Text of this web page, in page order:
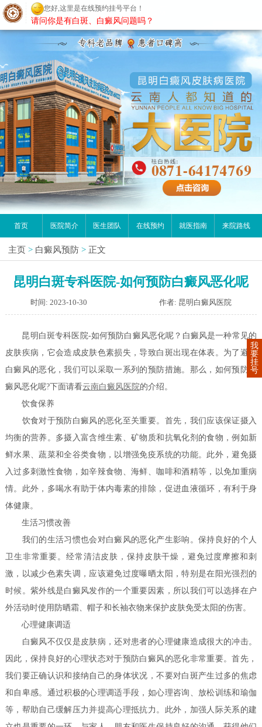
昆明白癜风医院
首页 医院简介 医生团队 在线预约 就医指南 来院路线
主页 > 白癜风预防 > 正文
昆明白斑专科医院-如何预防白癜风恶化呢
时间: 2023-10-30 作者: 昆明白癜风医院
昆明白斑专科医院-如何预防白癜风恶化呢？白癜风是一种常见的
皮肤疾病，它会造成皮肤色素损失，导致白斑出现在体表。为了避免
白癜风的恶化，我们可以采取一系列的预防措施。那么，如何预防白
癜风恶化呢?下面请看云南白癜风医院的介绍。
饮食保养
饮食对于预防白癜风的恶化至关重要。首先，我们应该保证摄入
均衡的营养。多摄入富含维生素、矿物质和抗氧化剂的食物，例如新
鲜水果、蔬菜和全谷类食物，以增强免疫系统的功能。此外，避免摄
入过多刺激性食物，如辛辣食物、海鲜、咖啡和酒精等，以免加重病
情。此外，多喝水有助于体内毒素的排除，促进血液循环，有利于身
体健康。
生活习惯改善
我们的生活习惯也会对白癜风的恶化产生影响。保持良好的个人
卫生非常重要。经常清洁皮肤，保持皮肤干燥，避免过度摩擦和刺
激，以减少色素失调，应该避免过度曝晒太阳，特别是在阳光强烈的
时候。紫外线是白癜风发作的一个重要因素，所以我们可以选择在户
外活动时使用防晒霜、帽子和长袖衣物来保护皮肤免受太阳的伤害。
心理健康调适
白癜风不仅仅是皮肤病，还对患者的心理健康造成很大的冲击。
因此，保持良好的心理状态对于预防白癜风的恶化非常重要。首先，
我们要正确认识和接纳自己的身体状况，不要对白斑产生过多的焦虑
和自卑感。通过积极的心理调适手段，如心理咨询、放松训练和瑜伽
等，帮助自己缓解压力并提高心理抵抗力。此外，加强人际关系的建
我
要
挂
号
您好,这里是在线预约挂号平台！
请问你是有白斑、白癜风问题吗？